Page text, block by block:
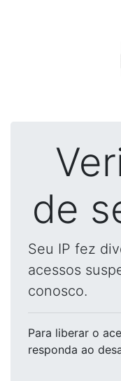
de
Seu IP fez
acessos
conosco.
Para liberar o
responda ao